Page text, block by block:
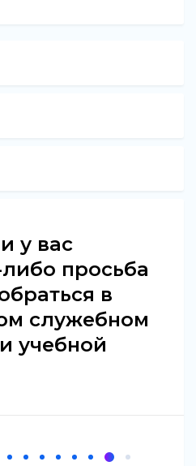
у вас
просьба
в
служебном
учебной